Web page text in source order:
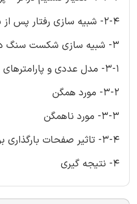
2-4- شبیه سازی رفتار پس از شکست
3- شبیه سازی شکست سنگ در شرایط تنش چند محوری
3-1- مدل عددی و پارامترهای مکانیکی
3-2- مورد همگن
3-3- مورد ناهمگن
3-4- تاثیر صفحات بارگذاری بر مقاومت سنگ
4- نتیجه گیری